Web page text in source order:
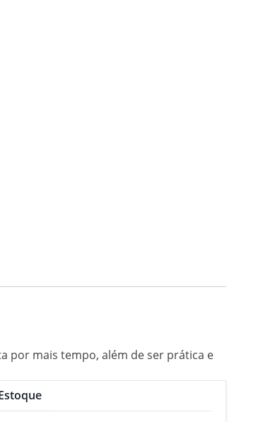
por mais tempo, além de ser prática e